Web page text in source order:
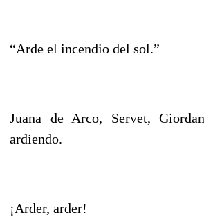
“Arde el incendio del sol.”
Juana de Arco, Servet,
ardiendo.
¡Arder, arder!